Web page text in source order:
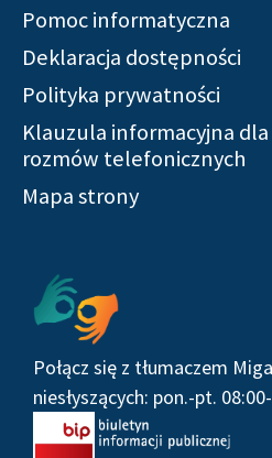
Pomoc informatyczna
Deklaracja dostępności
Polityka prywatności
Klauzula informacyjna
rozmów telefonicznych
Mapa strony
Połącz się z tłumaczem
niesłyszących: pon.-pt.